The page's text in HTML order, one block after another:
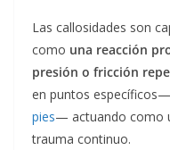
Las callosidades son
como una reacción
presión o fricción
en puntos
pies— actuando como
trauma continuo.